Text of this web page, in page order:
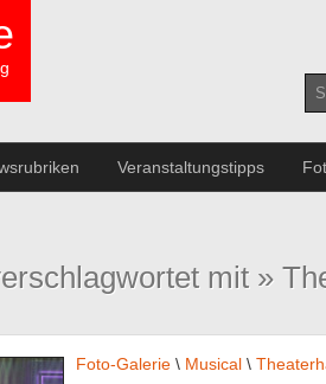
Veranstaltungstipps
mit »
Foto-Galerie \ Musical \